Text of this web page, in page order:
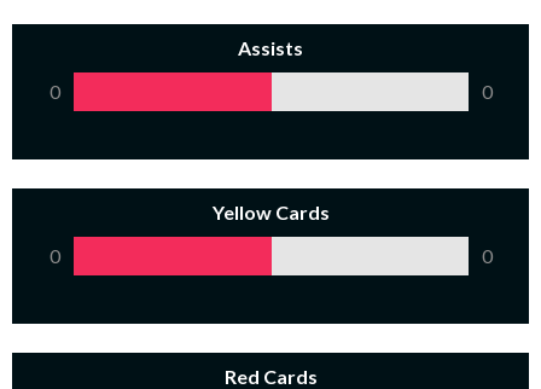
Assists
0
0
Yellow Cards
0
0
Red Cards